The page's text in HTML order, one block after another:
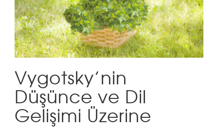
Vygotsky’nin
Düşünce ve Dil
Gelişimi Üzerine